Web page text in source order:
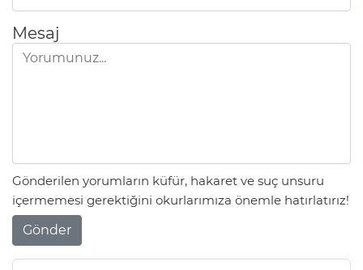
Mesaj
Gönderilen yorumların küfür, hakaret ve suç unsuru
içermemesi gerektiğini okurlarımıza önemle hatırlatırız!
Gönder